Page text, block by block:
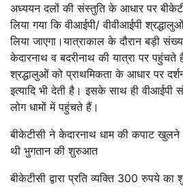
अध्ययन दलों की संस्तुति के आधार पर
लिया गया कि वीआईपी/ वीवीआईपी
लिया जाएगा।यात्राकाल के दौरान बड़ी
केदारनाथ व बदरीनाथ की यात्रा पर पहुंचते
श्रद्धालुओं को प्राथमिकता के आधार पर
इत्यादि भी देती है। इसके साथ ही वीआईपी
लोग धामों में पहुंचते हैं।
बीकेटीसी ने केदारनाथ धाम की कपाट खुलने
थी भुगतान की शुरुआत
बीकेटीसी द्वारा प्रति व्यक्ति 300 रुपये का